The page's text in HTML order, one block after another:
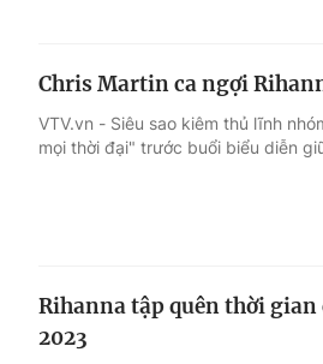
Chris Martin ca ngợi
VTV.vn - Siêu sao kiêm thủ lĩnh
mọi thời đại" trước buổi biểu diễn
Rihanna tập quên thời
2023